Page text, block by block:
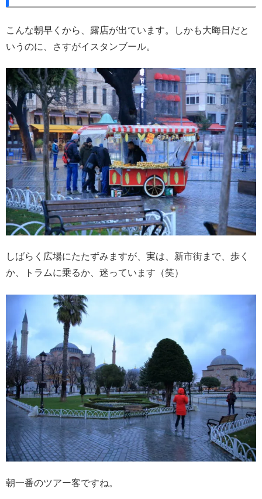
こんな朝早くから、露店が出ています。しかも大晦日だと
いうのに、さすがイスタンブール。
しばらく広場にたたずみますが、実は、新市街まで、歩く
か、トラムに乗るか、迷っています（笑）
朝一番のツアー客ですね。